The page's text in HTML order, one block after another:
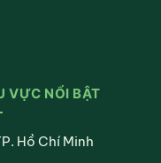
VỰC NỔI BẬT
Hồ Chí Minh